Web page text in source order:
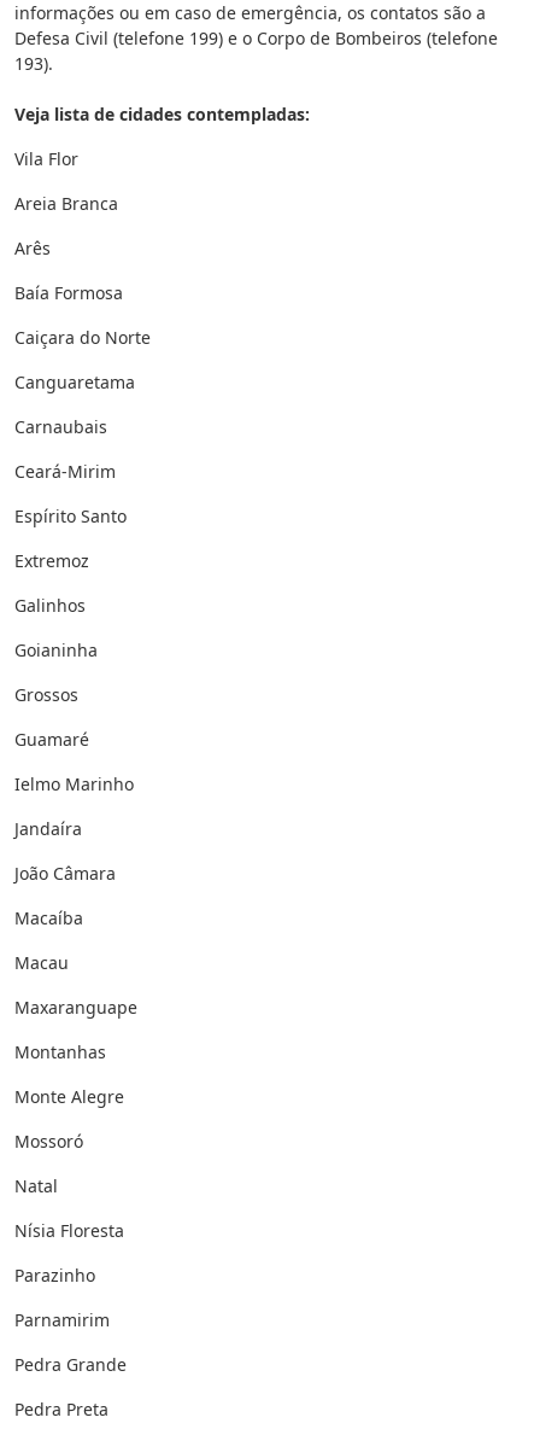
informações ou em caso de emergência, os contatos são a
Defesa Civil (telefone 199) e o Corpo de Bombeiros (telefone
193).
Veja lista de cidades contempladas:
Vila Flor
Areia Branca
Arês
Baía Formosa
Caiçara do Norte
Canguaretama
Carnaubais
Ceará-Mirim
Espírito Santo
Extremoz
Galinhos
Goianinha
Grossos
Guamaré
Ielmo Marinho
Jandaíra
João Câmara
Macaíba
Macau
Maxaranguape
Montanhas
Monte Alegre
Mossoró
Natal
Nísia Floresta
Parazinho
Parnamirim
Pedra Grande
Pedra Preta